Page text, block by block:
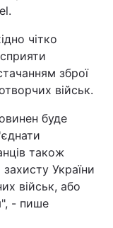
чітко
зброї
військ.
буде
також
України
військ, або
- пише